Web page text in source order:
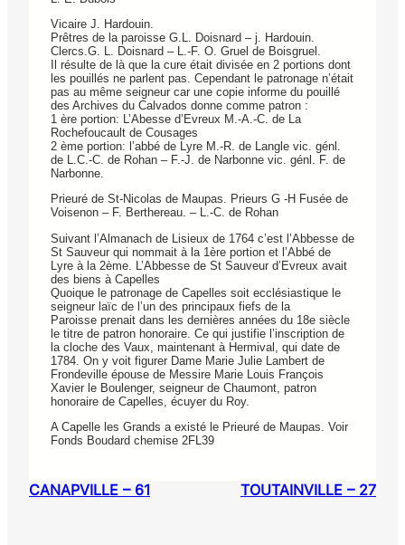
Vicaire J. Hardouin.
Prêtres de la paroisse G.L. Doisnard – j. Hardouin.
Clercs.G. L. Doisnard – L.-F. O. Gruel de Boisgruel.
Il résulte de là que la cure était divisée en 2 portions dont
les pouillés ne parlent pas. Cependant le patronage n’était
pas au même seigneur car une copie informe du pouillé
des Archives du Calvados donne comme patron :
1 ère portion: L’Abesse d’Evreux M.-A.-C. de La
Rochefoucault de Cousages
2 ème portion: l’abbé de Lyre M.-R. de Langle vic. génl.
de L.C.-C. de Rohan – F.-J. de Narbonne vic. génl. F. de
Narbonne.
Prieuré de St-Nicolas de Maupas. Prieurs G -H Fusée de
Voisenon – F. Berthereau. – L.-C. de Rohan
Suivant l’Almanach de Lisieux de 1764 c’est l’Abbesse de
St Sauveur qui nommait à la 1ère portion et l’Abbé de
Lyre à la 2ème. L’Abbesse de St Sauveur d’Evreux avait
des biens à Capelles
Quoique le patronage de Capelles soit ecclésiastique le
seigneur laïc de l’un des principaux fiefs de la
Paroisse prenait dans les dernières années du 18e siècle
le titre de patron honoraire. Ce qui justifie l’inscription de
la cloche des Vaux, maintenant à Hermival, qui date de
1784. On y voit figurer Dame Marie Julie Lambert de
Frondeville épouse de Messire Marie Louis François
Xavier le Boulenger, seigneur de Chaumont, patron
honoraire de Capelles, écuyer du Roy.
A Capelle les Grands a existé le Prieuré de Maupas. Voir
Fonds Boudard chemise 2FL39
CANAPVILLE – 61 TOUTAINVILLE – 27